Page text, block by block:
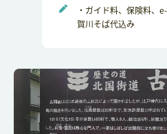
・ガイド料、保険料、
賀川そば代込み